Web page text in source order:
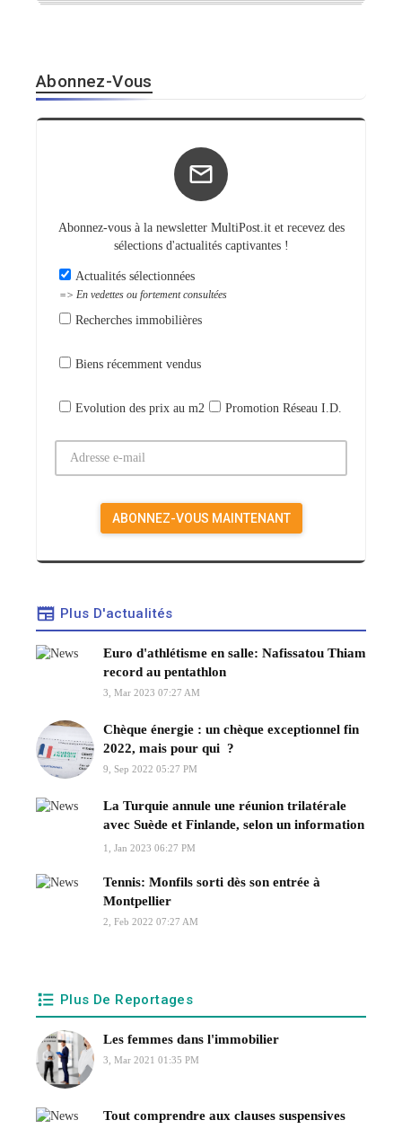
Abonnez-Vous
Abonnez-vous à la newsletter MultiPost.it et recevez des
sélections d'actualités captivantes !
Actualités sélectionnées
=> En vedettes ou fortement consultées
Recherches immobilières
Biens récemment vendus
Evolution des prix au m2 Promotion Réseau I.D.
Plus D'actualités
Euro d'athlétisme en salle: Nafissatou Thiam
record au pentathlon
3, Mar 2023 07:27 AM
Chèque énergie : un chèque exceptionnel fin
2022, mais pour qui ?
9, Sep 2022 05:27 PM
La Turquie annule une réunion trilatérale
avec Suède et Finlande, selon un information
TV
1, Jan 2023 06:27 PM
Tennis: Monfils sorti dès son entrée à
Montpellier
2, Feb 2022 07:27 AM
Plus De Reportages
Les femmes dans l'immobilier
3, Mar 2021 01:35 PM
Tout comprendre aux clauses suspensives